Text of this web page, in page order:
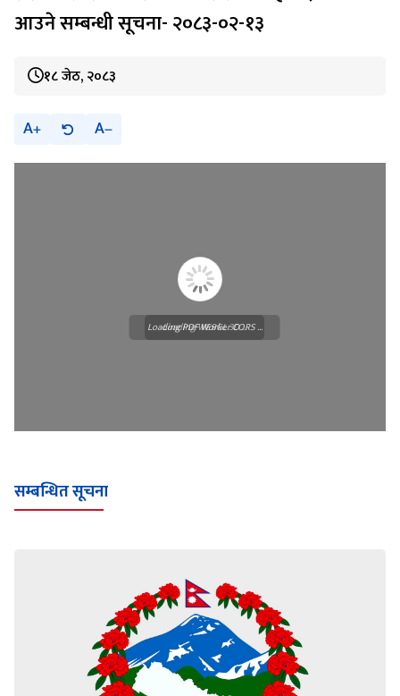
आउने सम्बन्धी सूचना- २०८३-०२-१३
१८ जेठ, २०८३
A A
Loading WEBGL 3D ...
Loading PDF Worker CORS ...
सम्बन्धित सूचना